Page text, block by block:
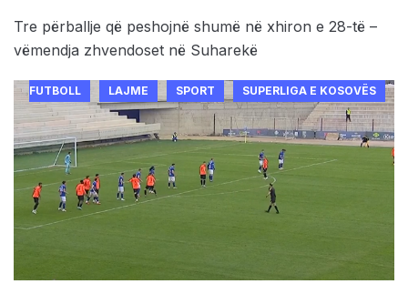
Tre përballje që peshojnë shumë në xhiron e 28-të –
vëmendja zhvendoset në Suharekë
FUTBOLL LAJME SPORT SUPERLIGA E KOSOVËS